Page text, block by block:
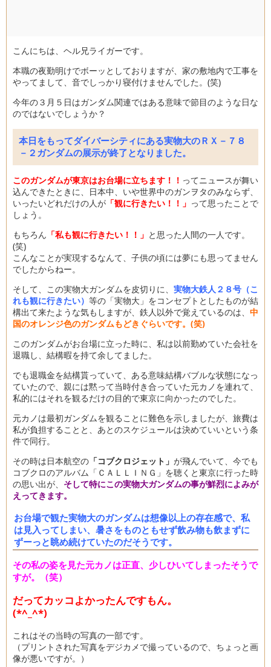
こんにちは、ヘル兄ライガーです。
本職の夜勤明けでボーッとしておりますが、家の敷地内で工事を
やってまして、音でしっかり寝付けませんでした。(笑)
今年の３月５日はガンダム関連ではある意味で節目のような日な
のではないでしょうか？
本日をもってダイバーシティにある実物大のＲＸ－７８
－２ガンダムの展示が終了となりました。
このガンダムが東京はお台場に立ちます！！ ってニュースが舞い
込んできたときに、日本中、いや世界中のガンヲタのみならず、
いったいどれだけの人が 「観に行きたい！！」 って思ったことで
しょう。
もちろん 「私も観に行きたい！！」 と思った人間の一人です。
(笑)
こんなことが実現するなんて、子供の頃には夢にも思ってません
でしたからねー。
そして、この実物大ガンダムを皮切りに、 実物大鉄人２８号（こ
れも観に行きたい） 等の「実物大」をコンセプトとしたものが結
構出て来たような気もしますが、鉄人以外で覚えているのは、 中
国のオレンジ色のガンダムもどきぐらいです。(笑)
このガンダムがお台場に立った時に、私は以前勤めていた会社を
退職し、結構暇を持て余してました。
でも退職金を結構貰っていて、ある意味結構バブルな状態になっ
ていたので、親には黙って当時付き合っていた元カノを連れて、
私的にはそれを観るだけの目的で東京に向かったのでした。
元カノは最初ガンダムを観ることに難色を示しましたが、旅費は
私が負担することと、あとのスケジュールは決めていいという条
件で同行。
その時は日本航空の 「コブクロジェット」 が飛んでいて、今でも
コブクロのアルバム「ＣＡＬＬＩＮＧ」を聴くと東京に行った時
の思い出が、 そして特にこの実物大ガンダムの事が鮮烈によみが
えってきます。
お台場で観た実物大のガンダムは想像以上の存在感で、私
は見入ってしまい、暑さをものともせず飲み物も飲まずに
ずーっと眺め続けていたのだそうです。
その私の姿を見た元カノは正直、少しひいてしまったそうで
すが。（笑）
だってカッコよかったんですもん。
(*^_^*)
これはその当時の写真の一部です。
（プリントされた写真をデジカメで撮っているので、ちょっと画
像が悪いですが。）